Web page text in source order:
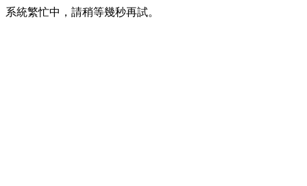
系統繁忙中，請稍等幾秒再試。